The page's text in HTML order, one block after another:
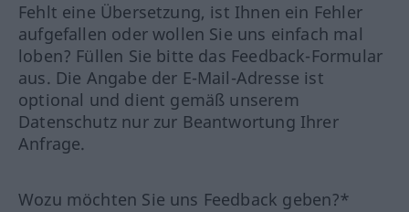
Fehlt eine Übersetzung, ist Ihnen ein Fehler
aufgefallen oder wollen Sie uns einfach mal
loben? Füllen Sie bitte das Feedback-Formular
aus. Die Angabe der E-Mail-Adresse ist
optional und dient gemäß unserem
Datenschutz nur zur Beantwortung Ihrer
Anfrage.
Wozu möchten Sie uns Feedback geben?*